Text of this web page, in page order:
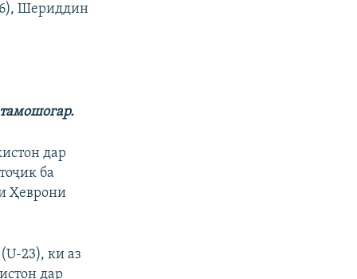
Шериддин
тамошогар.
дар
ба
Ҳеврони
23), ки аз
дар